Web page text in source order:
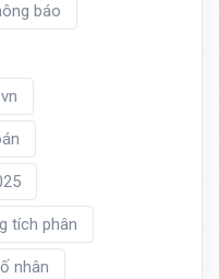
báo
tích phân
nhân